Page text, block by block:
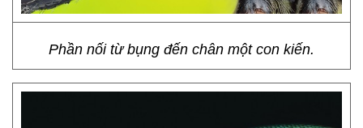
Phần nối từ bụng đến chân một con kiến.